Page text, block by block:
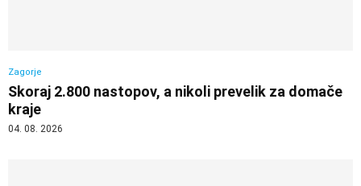
Zagorje
Skoraj 2.800 nastopov, a nikoli prevelik za domače
kraje
04. 08. 2026